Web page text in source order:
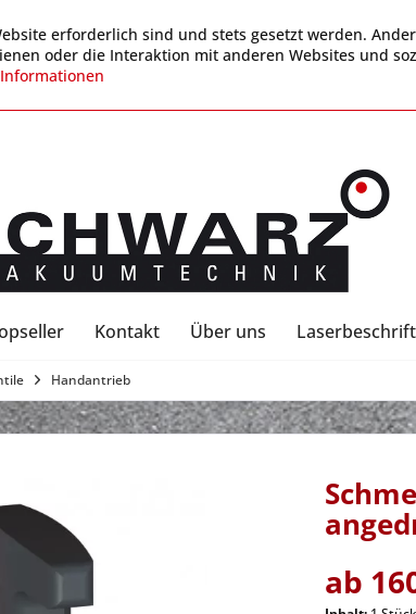
erforderlich sind und stets gesetzt werden.
oder die Interaktion mit anderen Websites und
Kontakt Über uns
Handantrieb
ab